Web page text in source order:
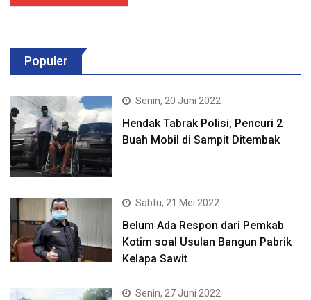
Populer
Senin, 20 Juni 2022
Hendak Tabrak Polisi, Pencuri 2
Buah Mobil di Sampit Ditembak
Sabtu, 21 Mei 2022
Belum Ada Respon dari Pemkab
Kotim soal Usulan Bangun Pabrik
Kelapa Sawit
Senin, 27 Juni 2022